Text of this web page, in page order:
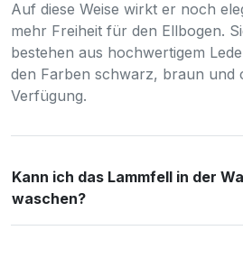
Auf diese Weise wirkt er noch
mehr Freiheit für den Ellbogen.
bestehen aus hochwertigem
den Farben schwarz, braun und
Verfügung.
Kann ich das Lammfell in der
waschen?